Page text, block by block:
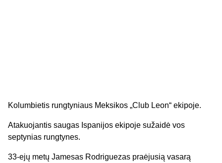
Kolumbietis rungtyniaus Meksikos „Club Leon“ ekipoje.
Atakuojantis saugas Ispanijos ekipoje sužaidė vos
septynias rungtynes.
33-ejų metų Jamesas Rodriguezas praėjusią vasarą